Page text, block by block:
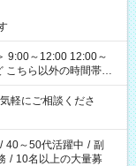
軽にご相談くださ
/ 40～50代活躍中 / 副
/ 10名以上の大量募